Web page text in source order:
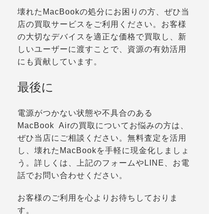
壊れたMacBookの処分にお困りの方、ぜひ当
店の買取サービスをご利用ください。お客様
の大切なデバイスを適正な価格で買取し、新
しいユーザーに渡すことで、資源の有効活用
にも貢献しています。
最後に
電源がつかない状態や不具合のある
MacBook Airの買取についてお悩みの方は、
ぜひ当店にご相談ください。無料査定を活用
し、壊れたMacBookを手軽に現金化しましょ
う。詳しくは、上記のフォームやLINE、お電
話でお問い合わせください。
お客様のご利用を心よりお待ちしておりま
す。